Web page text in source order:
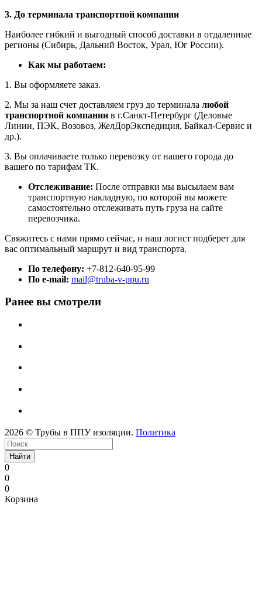
3. До терминала транспортной компании
Наиболее гибкий и выгодный способ доставки в отдаленные
регионы (Сибирь, Дальний Восток, Урал, Юг России).
Как мы работаем:
1. Вы оформляете заказ.
2. Мы за наш счет доставляем груз до терминала любой
транспортной компании в г.Санкт-Петербург (Деловые
Линии, ПЭК, Возовоз, ЖелДорЭкспедиция, Байкал-Сервис и
др.).
3. Вы оплачиваете только перевозку от нашего города до
вашего по тарифам ТК.
Отслеживание: После отправки мы высылаем вам
транспортную накладную, по которой вы можете
самостоятельно отслеживать путь груза на сайте
перевозчика.
Свяжитесь с нами прямо сейчас, и наш логист подберет для
вас оптимальный маршрут и вид транспорта.
По телефону: +7-812-640-95-99
По e-mail: mail@truba-v-ppu.ru
Ранее вы смотрели
2026 © Трубы в ППУ изоляции. Политика
Найти
0
0
0
Корзина